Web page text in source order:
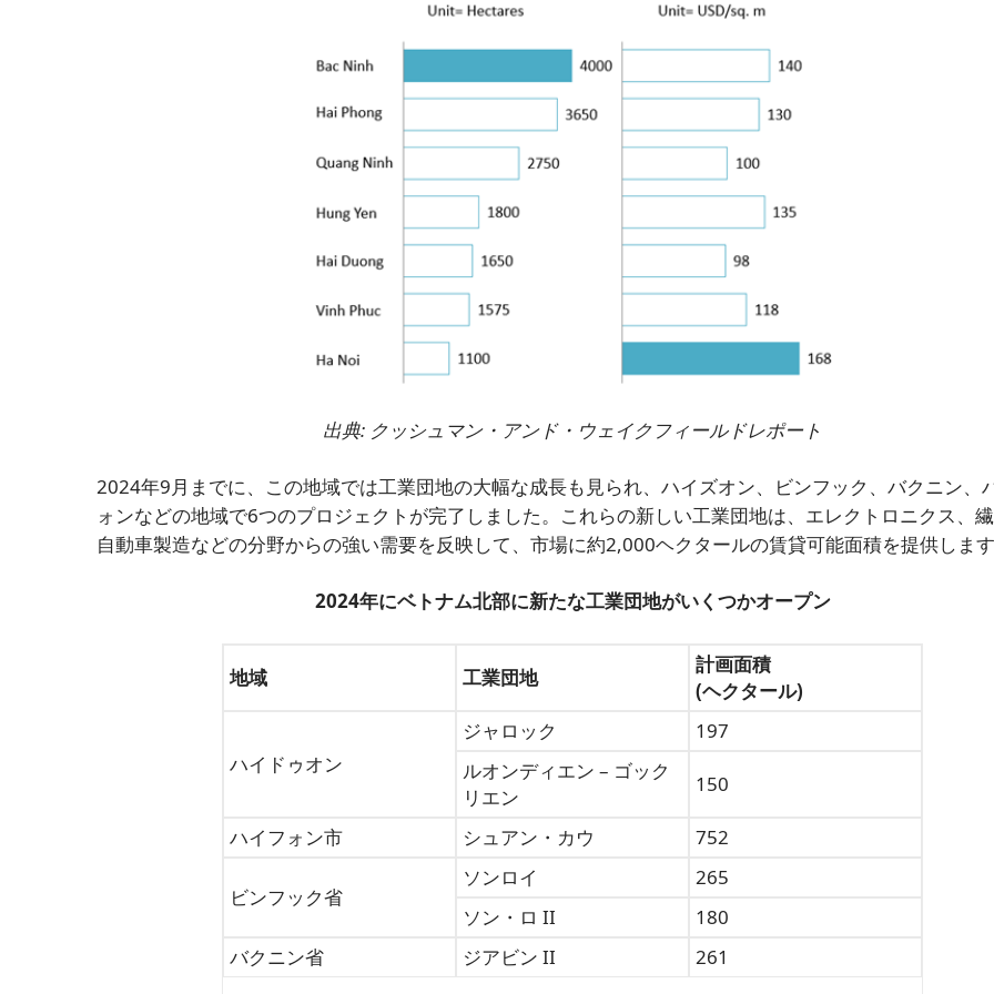
出典: クッシュマン・アンド・ウェイクフィールドレポート
2024年9月までに、この地域では工業団地の大幅な成長も見られ、ハイズオン、ビンフック、バクニン、
ォンなどの地域で6つのプロジェクトが完了しました。これらの新しい工業団地は、エレクトロニクス、
自動車製造などの分野からの強い需要を反映して、市場に約2,000ヘクタールの賃貸可能面積を提供しま
2024年にベトナム北部に新たな工業団地がいくつかオープン
地域 工業団地
計画面積
(ヘクタール)
ハイドゥオン
ジャロック
197
ルオンディエン – ゴック
リエン
150
ハイフォン市 シュアン・カウ 752
ビンフック省
ソンロイ
265
ソン・ロ II
180
バクニン省
ジアビン II 261